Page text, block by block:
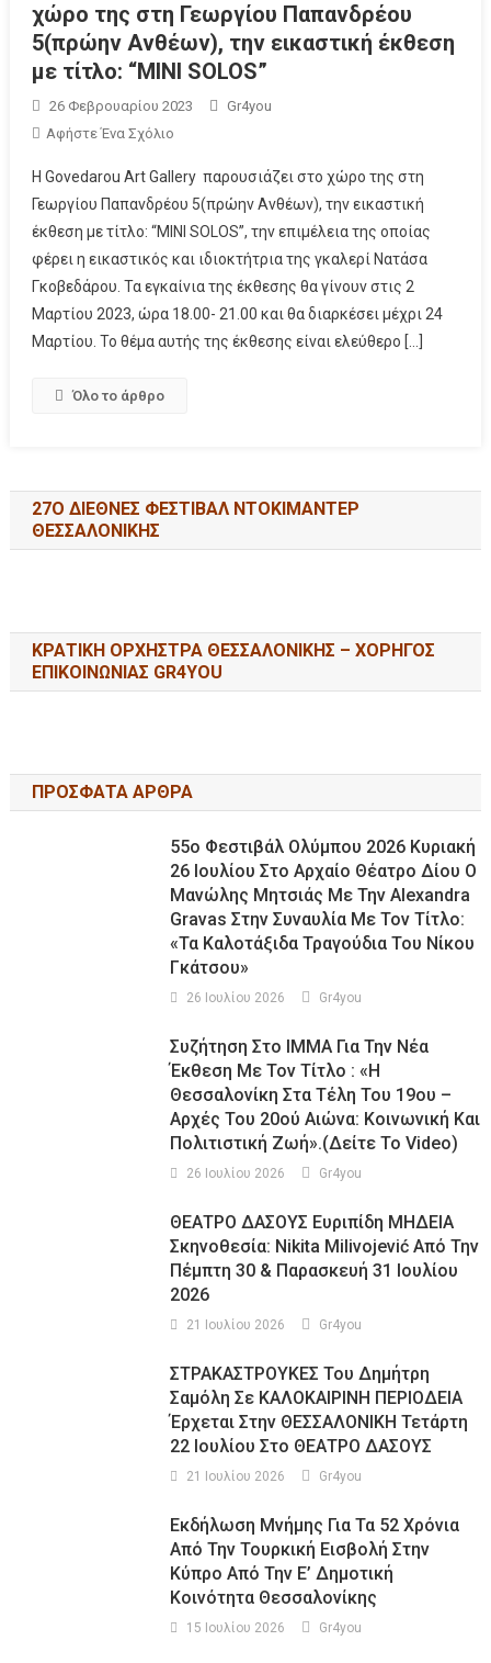
χώρο της στη Γεωργίου Παπανδρέου
5(πρώην Ανθέων), την εικαστική έκθεση
με τίτλο: “MINI SOLOS”
26 Φεβρουαρίου 2023
Gr4you
Αφήστε Ένα Σχόλιο
Η Govedarou Art Gallery παρουσιάζει στο χώρο της στη
Γεωργίου Παπανδρέου 5(πρώην Ανθέων), την εικαστική
έκθεση με τίτλο: “MINI SOLOS”, την επιμέλεια της οποίας
φέρει η εικαστικός και ιδιοκτήτρια της γκαλερί Νατάσα
Γκοβεδάρου. Τα εγκαίνια της έκθεσης θα γίνουν στις 2
Μαρτίου 2023, ώρα 18.00- 21.00 και θα διαρκέσει μέχρι 24
Μαρτίου. Το θέμα αυτής της έκθεσης είναι ελεύθερο […]
Όλο το άρθρο
27Ο ΔΙΕΘΝΕΣ ΦΕΣΤΙΒΑΛ ΝΤΟΚΙΜΑΝΤΕΡ
ΘΕΣΣΑΛΟΝΙΚΗΣ
ΚΡΑΤΙΚΗ ΟΡΧΗΣΤΡΑ ΘΕΣΣΑΛΟΝΙΚΗΣ – ΧΟΡΗΓΟΣ
ΕΠΙΚΟΙΝΩΝΙΑΣ GR4YOU
ΠΡΟΣΦΑΤΑ ΑΡΘΡΑ
55ο Φεστιβάλ Ολύμπου 2026 Κυριακή
26 Ιουλίου Στο Αρχαίο Θέατρο Δίου Ο
Μανώλης Μητσιάς Με Την Alexandra
Gravas Στην Συναυλία Με Τον Τίτλο:
«τα Καλοτάξιδα Τραγούδια Του Νίκου
Γκάτσου»
26 Ιουλίου 2026 Gr4you
Συζήτηση Στο ΙΜΜΑ Για Την Νέα
Έκθεση Με Τον Τίτλο : «Η
Θεσσαλονίκη Στα Τέλη Του 19ου –
Αρχές Του 20ού Αιώνα: Κοινωνική Και
Πολιτιστική Ζωή».(Δείτε Το Video)
26 Ιουλίου 2026 Gr4you
ΘΕΑΤΡΟ ΔΑΣΟΥΣ Ευριπίδη ΜΗΔΕΙΑ
Σκηνοθεσία: Nikita Milivojević Από Την
Πέμπτη 30 & Παρασκευή 31 Ιουλίου
2026
21 Ιουλίου 2026 Gr4you
ΣΤΡΑΚΑΣΤΡΟΥΚΕΣ Του Δημήτρη
Σαμόλη Σε ΚΑΛΟΚΑΙΡΙΝΗ ΠΕΡΙΟΔΕΙΑ
Έρχεται Στην ΘΕΣΣΑΛΟΝΙΚΗ Τετάρτη
22 Ιουλίου Στο ΘΕΑΤΡΟ ΔΑΣΟΥΣ
21 Ιουλίου 2026 Gr4you
Εκδήλωση Μνήμης Για Τα 52 Χρόνια
Από Την Τουρκική Εισβολή Στην
Κύπρο Από Την Ε’ Δημοτική
Κοινότητα Θεσσαλονίκης
15 Ιουλίου 2026 Gr4you